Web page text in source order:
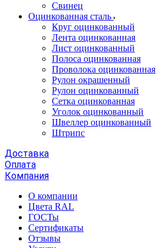
Свинец
Оцинкованная сталь
Круг оцинкованный
Лента оцинкованная
Лист оцинкованный
Полоса оцинкованная
Проволока оцинкованная
Рулон окрашенный
Рулон оцинкованный
Сетка оцинкованная
Уголок оцинкованный
Швеллер оцинкованный
Штрипс
Доставка
Оплата
Компания
О компании
Цвета RAL
ГОСТы
Сертификаты
Отзывы